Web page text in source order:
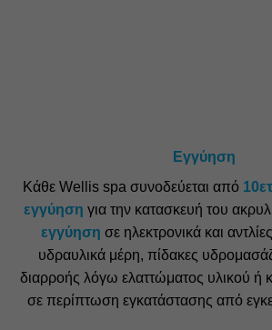
Εγγύηση
Κάθε Wellis spa συνοδεύεται από
εγγύηση για την κατασκευή του
εγγύηση σε ηλεκτρονικά και
υδραυλικά μέρη, πίδακες
διαρροής λόγω ελαττώματος υλικού ή
σε περίπτωση εγκατάστασης από